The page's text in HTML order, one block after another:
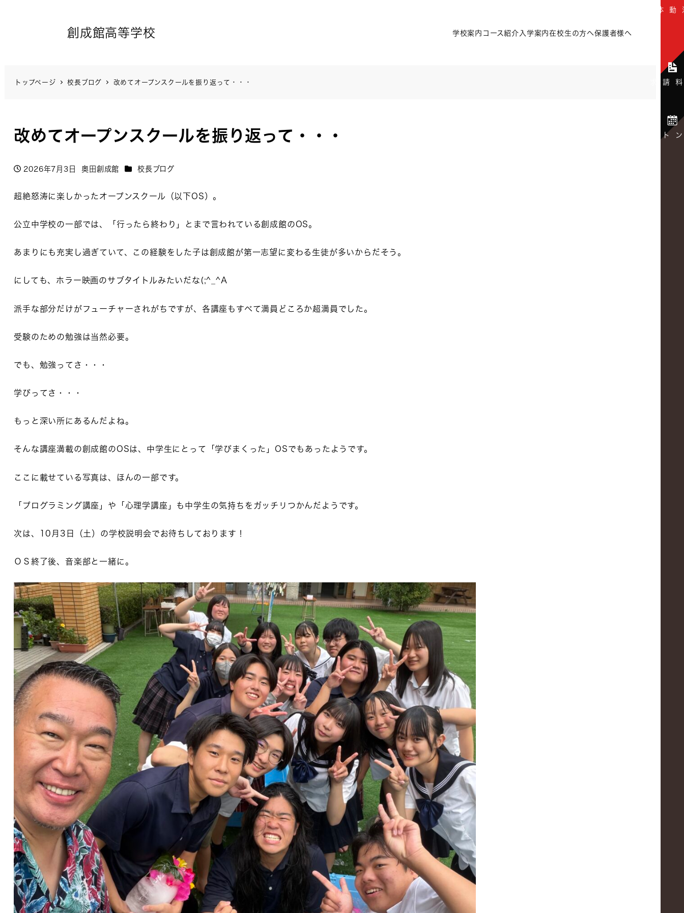
創成館高等学校 学校案内 コース紹介 入学案内在校生の方へ保護者様へ
トップページ 校長ブログ 改めてオープンスクールを振り返って・・・
改めてオープンスクールを振り返って・・・
投稿日
2026年7月3日
著
奥田創成館 カテゴリー
校長ブログ
超絶怒涛に楽しかったオープンスクール（以下OS）。
公立中学校の一部では、「行ったら終わり」とまで言われている創成館のOS。
あまりにも充実し過ぎていて、この経験をした子は創成館が第一志望に変わる生徒が多いからだそう。
にしても、ホラー映画のサブタイトルみたいだな(;^_^A
派手な部分だけがフューチャーされがちですが、各講座もすべて満員どころか超満員でした。
受験のための勉強は当然必要。
でも、勉強ってさ・・・
学びってさ・・・
もっと深い所にあるんだよね。
そんな講座満載の創成館のOSは、中学生にとって「学びまくった」OSでもあったようです。
ここに載せている写真は、ほんの一部です。
「プログラミング講座」や「心理学講座」も中学生の気持ちをガッチリつかんだようです。
次は、10月3日（土）の学校説明会でお待ちしております！
ＯＳ終了後、音楽部と一緒に。